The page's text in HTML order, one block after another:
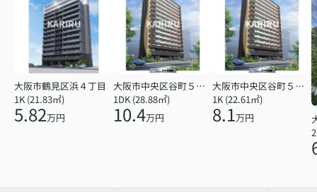
大阪市鶴見区浜４丁目
1K (21.83㎡)
5.82万円
大阪市中央区谷町５丁目
1DK (28.88㎡)
10.4万円
大阪市中央区谷町５丁目
1K (22.61㎡)
8.1万円